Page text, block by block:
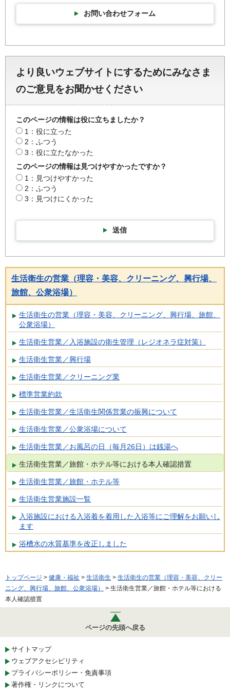
お問い合わせフォーム
より良いウェブサイトにするためにみなさま
のご意見をお聞かせください
このページの情報は役に立ちましたか？
1：役に立った
2：ふつう
3：役に立たなかった
このページの情報は見つけやすかったですか？
1：見つけやすかった
2：ふつう
3：見つけにくかった
送信
生活衛生の営業（理容・美容、クリーニング、興行場、
旅館、公衆浴場）
生活衛生の営業（理容・美容、クリーニング、興行場、旅館、
公衆浴場）
生活衛生営業／入浴施設の衛生管理（レジオネラ症対策）
生活衛生営業／興行場
生活衛生営業／クリーニング業
標準営業約款
生活衛生営業／生活衛生関係営業の振興について
生活衛生営業／公衆浴場について
生活衛生営業／お風呂の日（毎月26日）は銭湯へ
生活衛生営業／旅館・ホテル等における本人確認措置
生活衛生営業／旅館・ホテル等
生活衛生営業施設一覧
入浴施設における入浴着を着用した入浴等にご理解をお願いし
ます
浴槽水の水質基準を改正しました
トップページ > 健康・福祉 > 生活衛生 > 生活衛生の営業（理容・美容、クリー
ニング、興行場、旅館、公衆浴場）
> 生活衛生営業／旅館・ホテル等における
本人確認措置
ページの先頭へ戻る
サイトマップ
ウェブアクセシビリティ
プライバシーポリシー・免責事項
著作権・リンクについて